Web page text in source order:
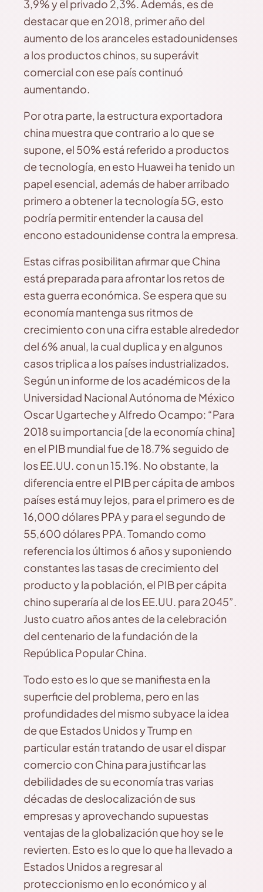
3,9% y el privado 2,3%. Además, es de
destacar que en 2018, primer año del
aumento de los aranceles estadounidenses
a los productos chinos, su superávit
comercial con ese país continuó
aumentando.
Por otra parte, la estructura exportadora
china muestra que contrario a lo que se
supone, el 50% está referido a productos
de tecnología, en esto Huawei ha tenido un
papel esencial, además de haber arribado
primero a obtener la tecnología 5G, esto
podría permitir entender la causa del
encono estadounidense contra la empresa.
Estas cifras posibilitan afirmar que China
está preparada para afrontar los retos de
esta guerra económica. Se espera que su
economía mantenga sus ritmos de
crecimiento con una cifra estable alrededor
del 6% anual, la cual duplica y en algunos
casos triplica a los países industrializados.
Según un informe de los académicos de la
Universidad Nacional Autónoma de México
Oscar Ugarteche y Alfredo Ocampo: “Para
2018 su importancia [de la economía china]
en el PIB mundial fue de 18.7% seguido de
los EE.UU. con un 15.1%. No obstante, la
diferencia entre el PIB per cápita de ambos
países está muy lejos, para el primero es de
16,000 dólares PPA y para el segundo de
55,600 dólares PPA. Tomando como
referencia los últimos 6 años y suponiendo
constantes las tasas de crecimiento del
producto y la población, el PIB per cápita
chino superaría al de los EE.UU. para 2045”.
Justo cuatro años antes de la celebración
del centenario de la fundación de la
República Popular China.
Todo esto es lo que se manifiesta en la
superficie del problema, pero en las
profundidades del mismo subyace la idea
de que Estados Unidos y Trump en
particular están tratando de usar el dispar
comercio con China para justificar las
debilidades de su economía tras varias
décadas de deslocalización de sus
empresas y aprovechando supuestas
ventajas de la globalización que hoy se le
revierten. Esto es lo que lo que ha llevado a
Estados Unidos a regresar al
proteccionismo en lo económico y al